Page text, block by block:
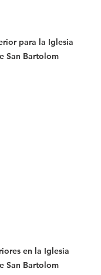
para la Iglesia
San Bartolom
en la Iglesia
San Bartolom